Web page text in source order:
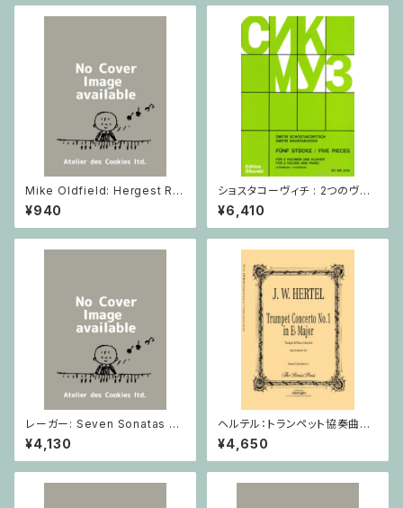
Mike Oldfield: Hergest Rid
ge / ピアノ
¥940
ショスタコーヴィチ : 2つのヴァ
イオリンとピアノのための 5つの
小品 / ヴァイオリン2とピアノ
¥6,410
レーガー: Seven Sonatas o
p. 91 Heft 2 / ヴァイオリン
¥4,130
ヘルテル：トランペット協奏曲第1
番 変ホ長調/トランペット・ピア
ノ
¥4,650